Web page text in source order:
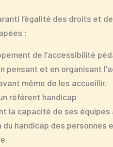
l’égalité des droits et
:
de l’accessibilité
pensant et en organisant
même de les accueillir.
référent handicap
la capacité de ses équipes
du handicap des personnes